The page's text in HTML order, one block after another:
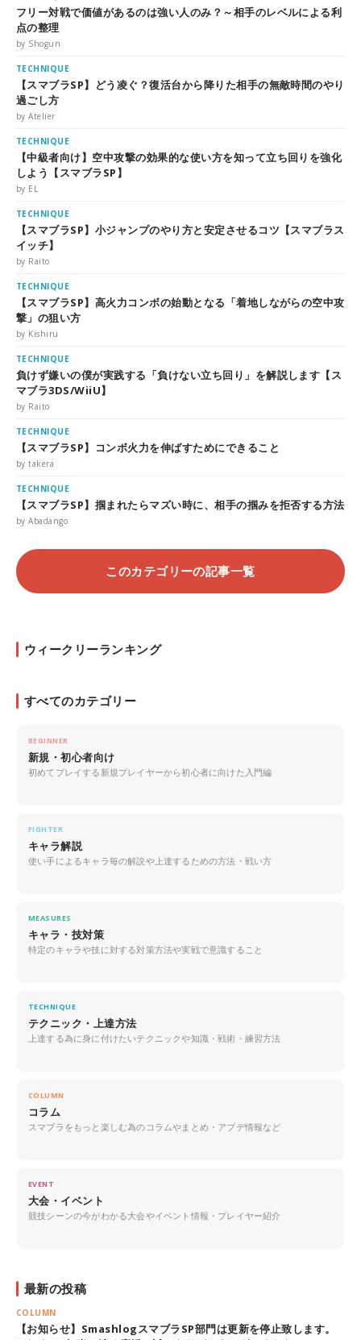
フリー対戦で価値があるのは強い人のみ？～相手のレベルによる利
点の整理
by Shogun
TECHNIQUE
【スマブラSP】どう凌ぐ？復活台から降りた相手の無敵時間のやり
過ごし方
by Atelier
TECHNIQUE
【中級者向け】空中攻撃の効果的な使い方を知って立ち回りを強化
しよう【スマブラSP】
by EL
TECHNIQUE
【スマブラSP】小ジャンプのやり方と安定させるコツ【スマブラス
イッチ】
by Raito
TECHNIQUE
【スマブラSP】高火力コンボの始動となる「着地しながらの空中攻
撃」の狙い方
by Kishiru
TECHNIQUE
負けず嫌いの僕が実践する「負けない立ち回り」を解説します【ス
マブラ3DS/WiiU】
by Raito
TECHNIQUE
【スマブラSP】コンボ火力を伸ばすためにできること
by takera
TECHNIQUE
【スマブラSP】掴まれたらマズい時に、相手の掴みを拒否する方法
by Abadango
このカテゴリーの記事一覧
ウィークリーランキング
すべてのカテゴリー
BEGINNER
新規・初心者向け
初めてプレイする新規プレイヤーから初心者に向けた入門編
FIGHTER
キャラ解説
使い手によるキャラ毎の解説や上達するための方法・戦い方
MEASURES
キャラ・技対策
特定のキャラや技に対する対策方法や実戦で意識すること
TECHNIQUE
テクニック・上達方法
上達する為に身に付けたいテクニックや知識・戦術・練習方法
COLUMN
コラム
スマブラをもっと楽しむ為のコラムやまとめ・アプデ情報など
EVENT
大会・イベント
競技シーンの今がわかる大会やイベント情報・プレイヤー紹介
最新の投稿
COLUMN
【お知らせ】SmashlogスマブラSP部門は更新を停止致します。